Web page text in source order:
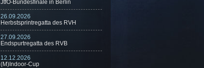
JtfO-Bundesfinale in Berlin
26.09.2026
Herbstsprintregatta des RVH
27.09.2026
Endspurtregatta des RVB
12.12.2026
(M)Indoor-Cup